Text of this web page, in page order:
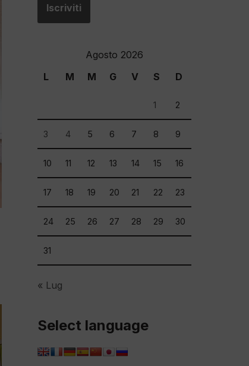
Agosto 2026
L
M M G V S D
1 2
3 4 5 6 7 8 9
10 11 12 13 14 15 16
17 18 19 20 21 22 23
24 25 26 27 28 29 30
31
« Lug
Select language